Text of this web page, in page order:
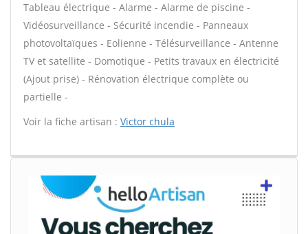
Tableau électrique - Alarme - Alarme de piscine -
Vidéosurveillance - Sécurité incendie - Panneaux
photovoltaïques - Eolienne - Télésurveillance - Antenne
TV et satellite - Domotique - Petits travaux en électricité
(Ajout prise) - Rénovation électrique complète ou
partielle -
Voir la fiche artisan : Victor chula